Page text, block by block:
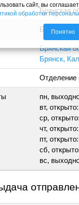
Брянская
Брянск
Брянская
Брянск,
Отделение
пн,
вт,
ср,
чт,
пт,
сб,
вс,
сайт, вы
обработки
Понятно